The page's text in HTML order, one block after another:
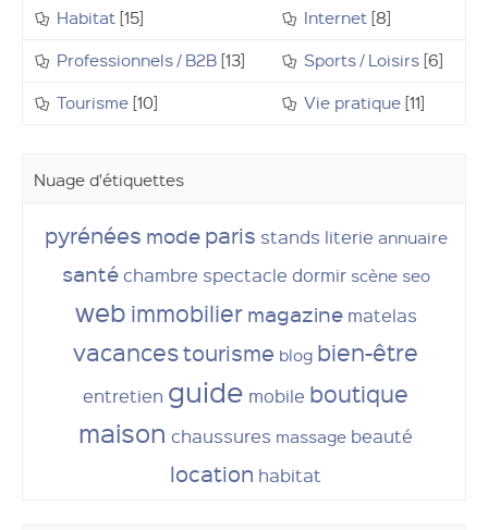
Habitat [15] Internet [8]
Professionnels / B2B [13] Sports / Loisirs [6]
Tourisme [10] Vie pratique [11]
Nuage d'étiquettes
pyrénées mode paris stands literie annuaire
santé chambre spectacle dormir scène seo
web immobilier magazine matelas
vacancestourisme blog bien-être
entretien guide mobile boutique
maison chaussures massage beauté
location habitat